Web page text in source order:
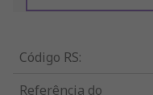
Código RS:
Referência do